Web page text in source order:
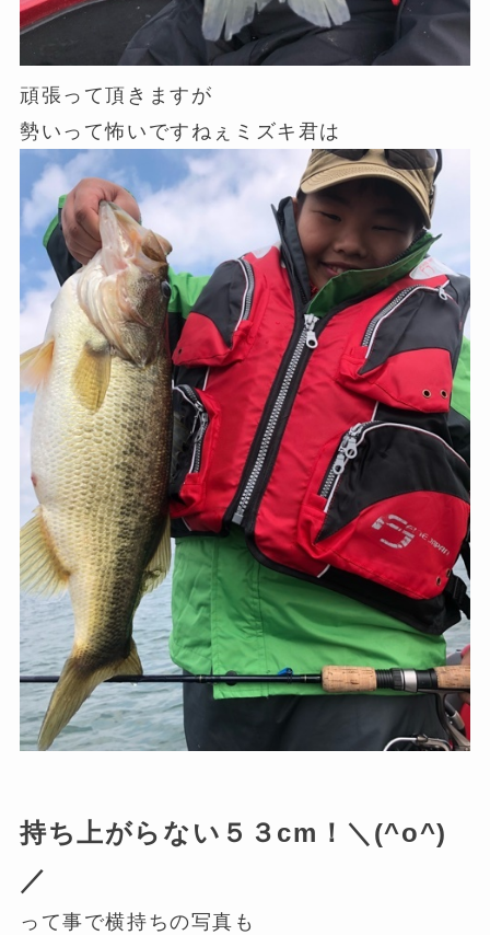
頑張って頂きますが
勢いって怖いですねぇミズキ君は
持ち上がらない５３cm！＼(^o^)
／
って事で横持ちの写真も